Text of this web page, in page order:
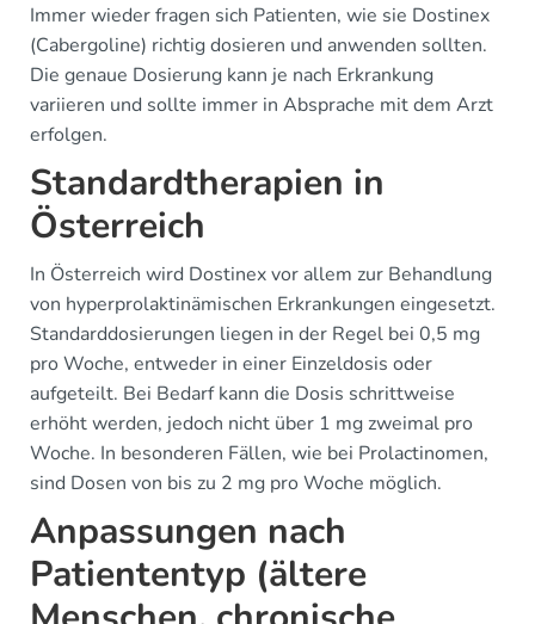
Immer wieder fragen sich Patienten, wie sie Dostinex
(Cabergoline) richtig dosieren und anwenden sollten.
Die genaue Dosierung kann je nach Erkrankung
variieren und sollte immer in Absprache mit dem Arzt
erfolgen.
Standardtherapien in
Österreich
In Österreich wird Dostinex vor allem zur Behandlung
von hyperprolaktinämischen Erkrankungen eingesetzt.
Standarddosierungen liegen in der Regel bei 0,5 mg
pro Woche, entweder in einer Einzeldosis oder
aufgeteilt. Bei Bedarf kann die Dosis schrittweise
erhöht werden, jedoch nicht über 1 mg zweimal pro
Woche. In besonderen Fällen, wie bei Prolactinomen,
sind Dosen von bis zu 2 mg pro Woche möglich.
Anpassungen nach
Patiententyp (ältere